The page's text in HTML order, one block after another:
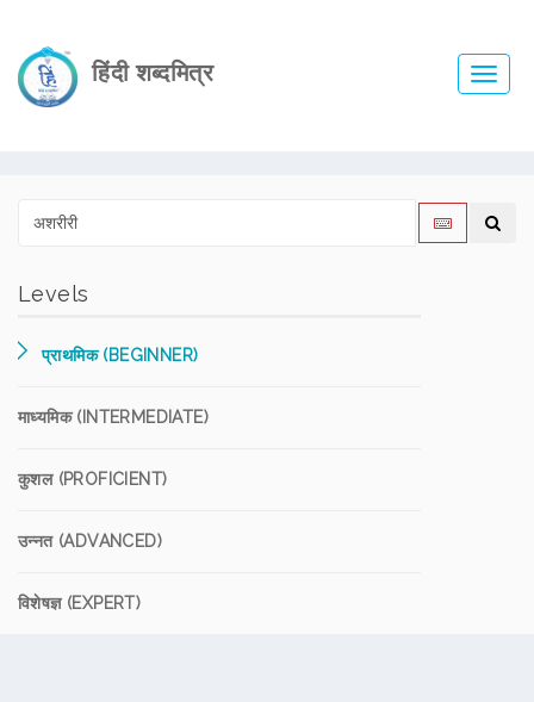
हिंदी शब्दमित्र
Levels
प्राथमिक (BEGINNER)
माध्यमिक (INTERMEDIATE)
कुशल (PROFICIENT)
उन्नत (ADVANCED)
विशेषज्ञ (EXPERT)